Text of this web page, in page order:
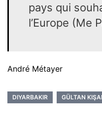
pays qui
l’Europe (Me
André Métayer
DIYARBAKIR GÜLTAN